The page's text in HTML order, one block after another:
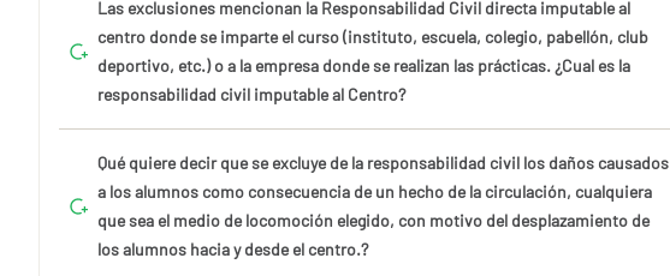
Las exclusiones mencionan la Responsabilidad Civil directa imputable al
centro donde se imparte el curso (instituto, escuela, colegio, pabellón, club
deportivo, etc.) o a la empresa donde se realizan las prácticas. ¿Cual es la
responsabilidad civil imputable al Centro?
Qué quiere decir que se excluye de la responsabilidad civil los daños causados
a los alumnos como consecuencia de un hecho de la circulación, cualquiera
que sea el medio de locomoción elegido, con motivo del desplazamiento de
los alumnos hacia y desde el centro.?